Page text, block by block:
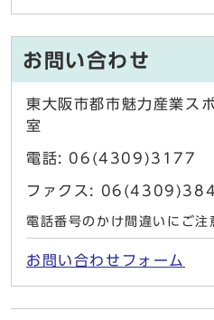
お問い合わせ
東大阪市都市魅力産業ス
室
電話: 06(4309)3177
ファクス:
電話番号のかけ間違いにご注
お問い合わせフォーム